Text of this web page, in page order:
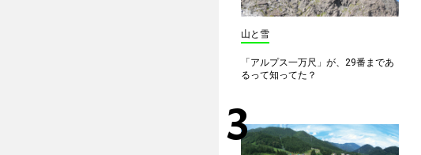
山と雪
「アルプス一万尺」が、29番まであ
るって知ってた？